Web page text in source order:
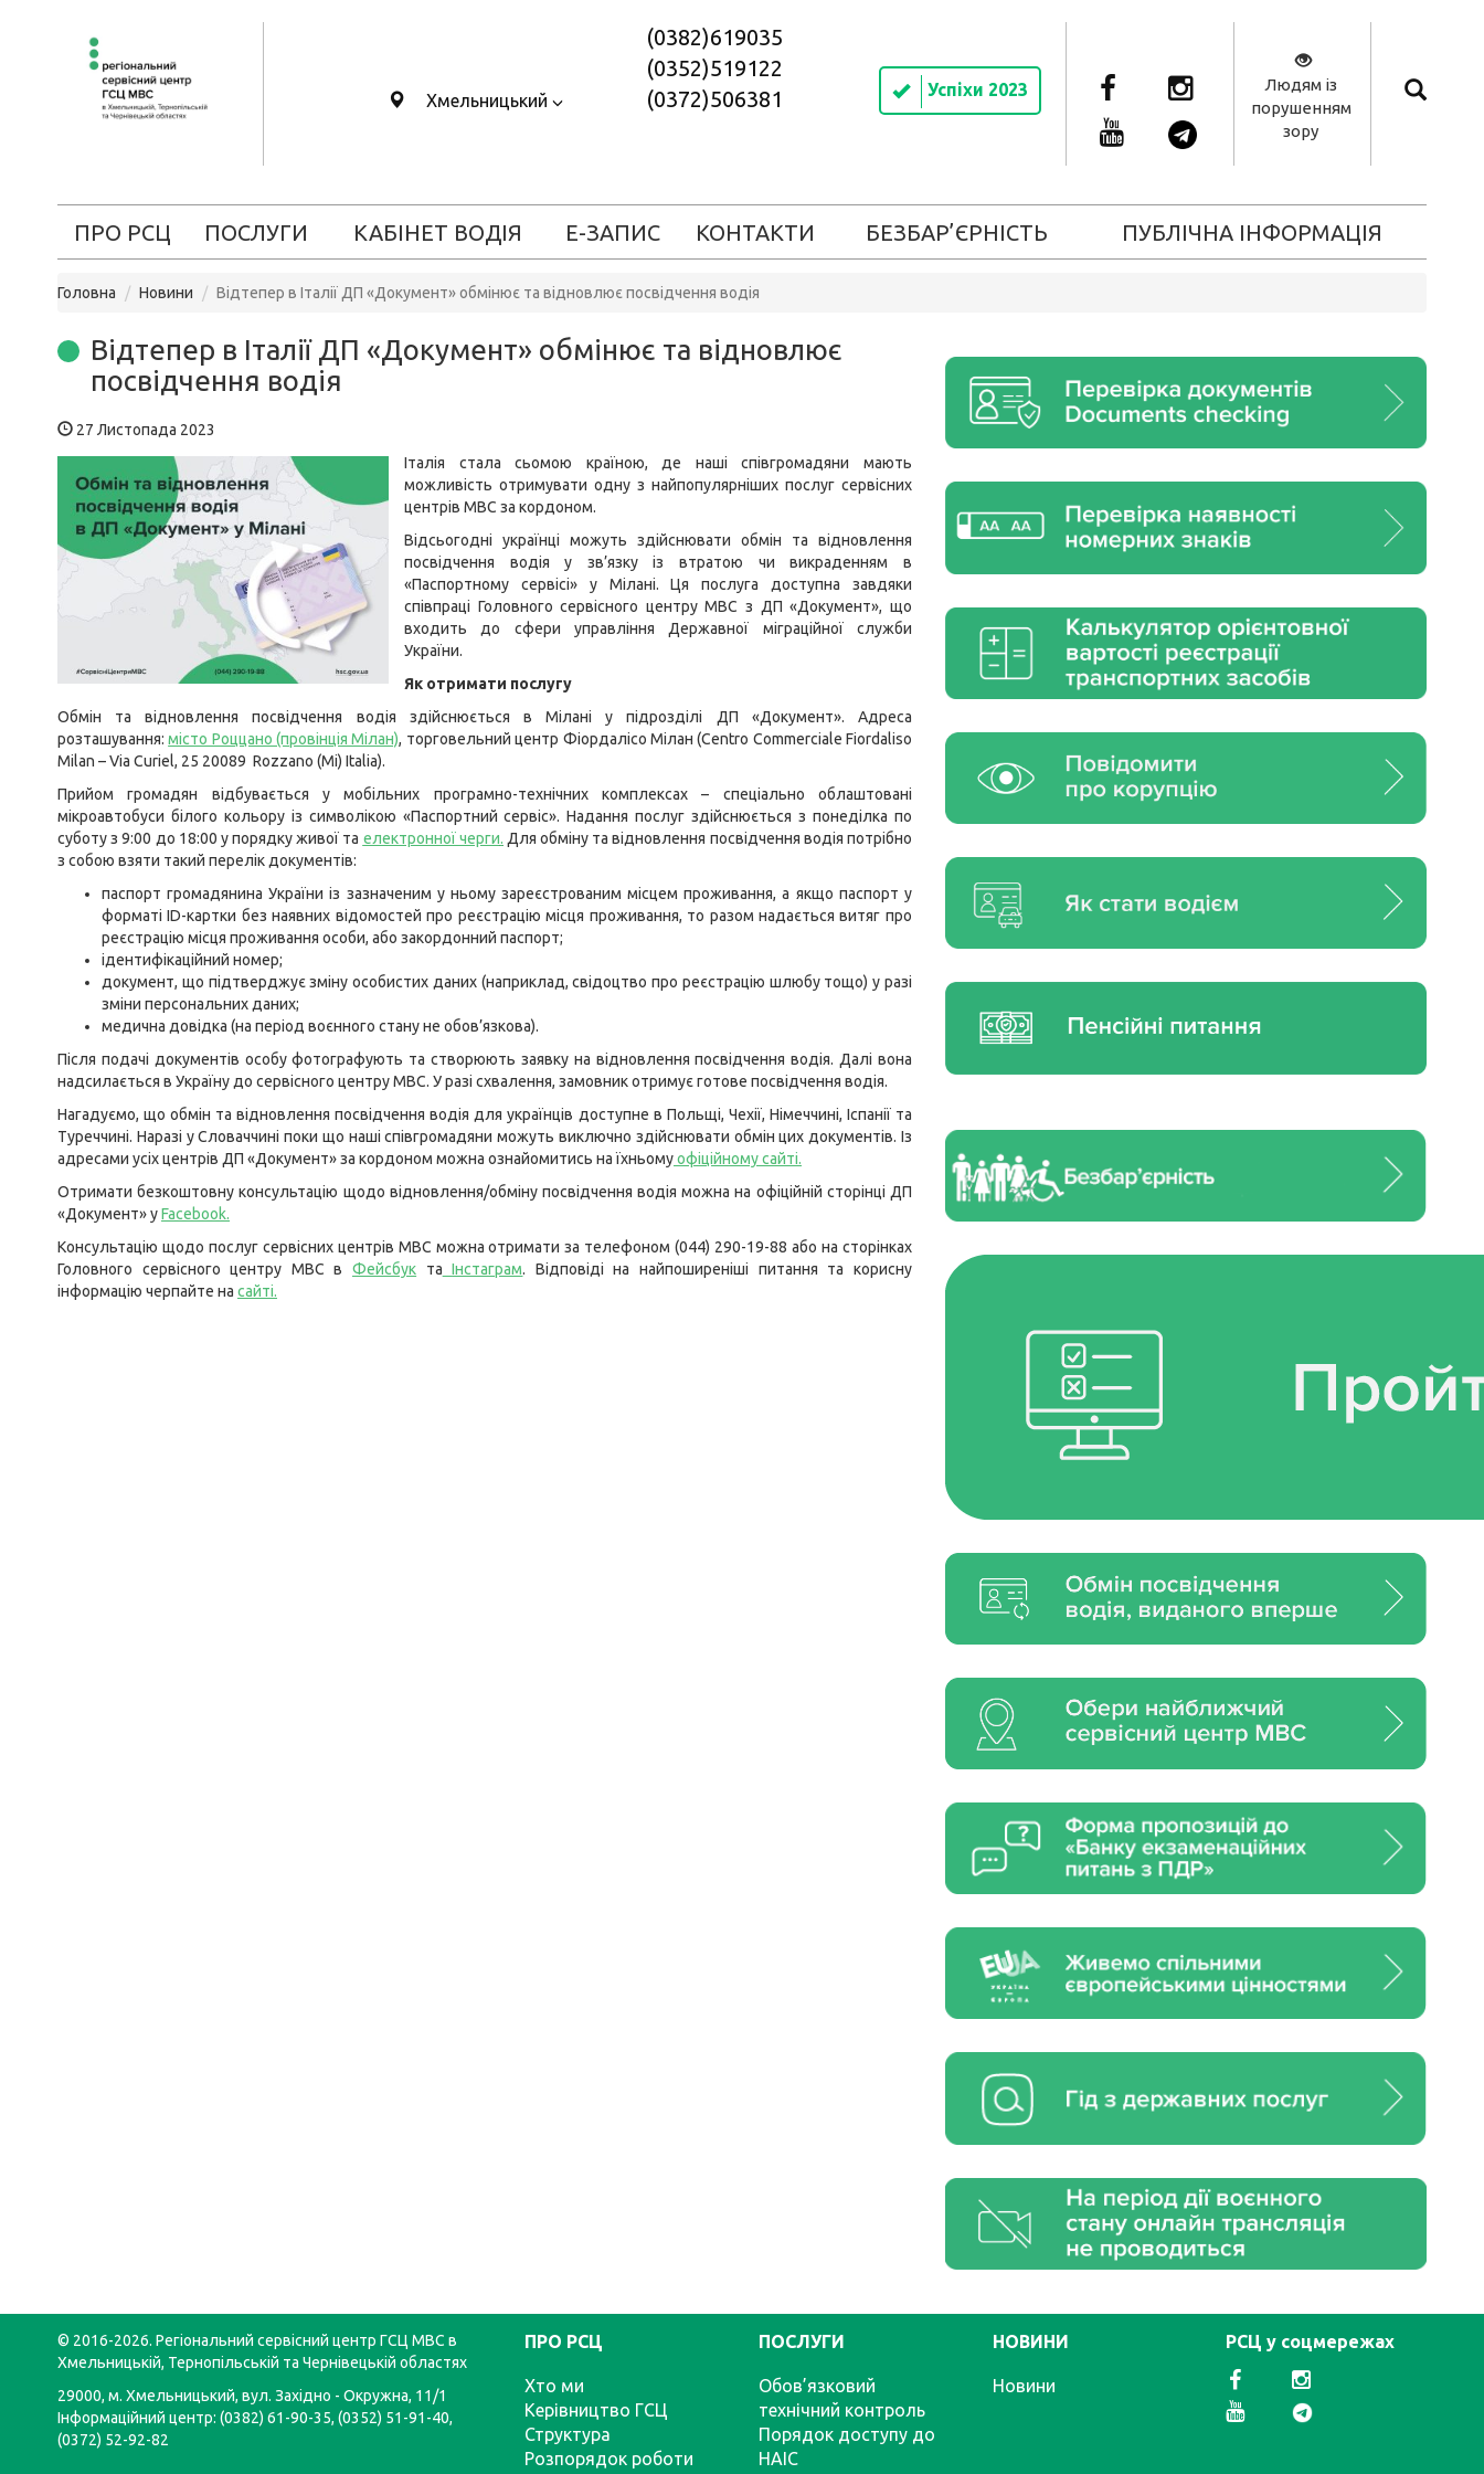
Хмельницький
(0382)619035
(0352)519122
(0372)506381
Успіхи 2023
Людям із
порушенням
зору
ПРО РСЦ ПОСЛУГИ КАБІНЕТ ВОДІЯ Е-ЗАПИС КОНТАКТИ БЕЗБАР’ЄРНІСТЬ ПУБЛІЧНА ІНФОРМАЦІЯ
Головна Новини Відтепер в Італії ДП «Документ» обмінює та відновлює посвідчення водія
Відтепер в Італії ДП «Документ» обмінює та відновлює
посвідчення водія
27 Листопада 2023
Італія стала сьомою країною, де наші співгромадяни мають
можливість отримувати одну з найпопулярніших послуг сервісних
центрів МВС за кордоном.
Відсьогодні українці можуть здійснювати обмін та відновлення
посвідчення водія у зв’язку із втратою чи викраденням в
«Паспортному сервісі» у Мілані. Ця послуга доступна завдяки
співпраці Головного сервісного центру МВС з ДП «Документ», що
входить до сфери управління Державної міграційної служби
України.
Як отримати послугу
Обмін та відновлення посвідчення водія здійснюється в Мілані у підрозділі ДП «Документ». Адреса
розташування:місто Роццано (провінція Мілан), торговельний центр Фіордалісо Мілан (Centro Commerciale Fiordaliso
Milan – Via Curiel, 25 20089 Rozzano (Mi) Italia).
Прийом громадян відбувається у мобільних програмно-технічних комплексах – спеціально облаштовані
мікроавтобуси білого кольору із символікою «Паспортний сервіс». Надання послуг здійснюється з понеділка по
суботу з 9:00 до 18:00 у порядку живої та електронної черги. Для обміну та відновлення посвідчення водія потрібно
з собою взяти такий перелік документів:
паспорт громадянина України із зазначеним у ньому зареєстрованим місцем проживання, а якщо паспорт у
форматі ID-картки без наявних відомостей про реєстрацію місця проживання, то разом надається витяг про
реєстрацію місця проживання особи, або закордонний паспорт;
ідентифікаційний номер;
документ, що підтверджує зміну особистих даних (наприклад, свідоцтво про реєстрацію шлюбу тощо) у разі
зміни персональних даних;
медична довідка (на період воєнного стану не обов’язкова).
Після подачі документів особу фотографують та створюють заявку на відновлення посвідчення водія. Далі вона
надсилається в Україну до сервісного центру МВС. У разі схвалення, замовник отримує готове посвідчення водія.
Нагадуємо, що обмін та відновлення посвідчення водія для українців доступне в Польщі, Чехії, Німеччині, Іспанії та
Туреччині. Наразі у Словаччині поки що наші співгромадяни можуть виключно здійснювати обмін цих документів. Із
адресами усіх центрів ДП «Документ» за кордоном можна ознайомитись на їхньомуофіційному сайті.
Отримати безкоштовну консультацію щодо відновлення/обміну посвідчення водія можна на офіційній сторінці ДП
«Документ» уFacebook.
Консультацію щодо послуг сервісних центрів МВС можна отримати за телефоном (044) 290-19-88 або на сторінках
Головного сервісного центру МВС вФейсбук та Інстаграм. Відповіді на найпоширеніші питання та корисну
інформацію черпайте на сайті.
© 2016-2026. Регіональний сервісний центр ГСЦ МВС в
Хмельницькій, Тернопільській та Чернівецькій областях
29000, м. Хмельницький, вул. Західно - Окружна, 11/1
Інформаційний центр: (0382) 61-90-35, (0352) 51-91-40,
(0372) 52-92-82
ПРО РСЦ
Хто ми
Керівництво ГСЦ
Структура
Розпорядок роботи
ПОСЛУГИ
Обов’язковий
технічний контроль
Порядок доступу до
НАІС
НОВИНИ
Новини
РСЦ у соцмережах